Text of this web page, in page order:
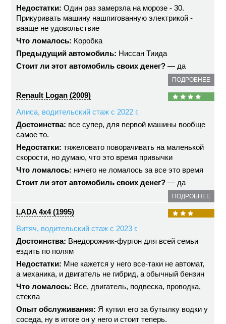
Недостатки: Один раз замерзла на морозе - 30.
Прикуривать машину нашпигованную электрикой -
вааще не удовольствие
Что ломалось: Коробка
Предыдущий автомобиль: Ниссан Тиида
Стоит ли этот автомобиль своих денег? — да
ПОДРОБНЕЕ
Renault Logan (2009)
Алиса, водительский стаж с 2022 г.
Достоинства: все супер, для первой машины вообще
самое то.
Недостатки: тяжеловато поворачивать на маленькой
скорости, но думаю, что это время привычки
Что ломалось: ничего не ломалось за все это время
Стоит ли этот автомобиль своих денег? — да
ПОДРОБНЕЕ
LADA 4x4 (1995)
Витяч, водительский стаж с 2023 г.
Достоинства: Внедорожник-фургон для всей семьи
ездить по полям
Недостатки: Мне кажется у него все-таки не автомат,
а механика, и двигатель не гибрид, а обычный бензин
Что ломалось: Все, двигатель, подвеска, проводка,
стекла
Опыт обслуживания: Я купил его за бутылку водки у
соседа, ну в итоге он у него и стоит теперь.